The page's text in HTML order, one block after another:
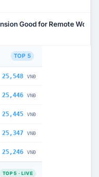
Good for Remote Work?
TOP 5
25,548 VNĐ
25,446 VNĐ
25,445 VNĐ
25,347 VNĐ
25,246 VNĐ
TOP 5 · LIVE